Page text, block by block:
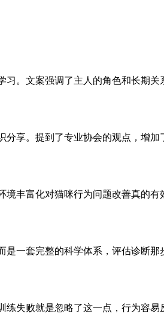
。文案强调了主人的角色和长期关
享。提到了专业协会的观点，增加
丰富化对猫咪行为问题改善真的有
一套完整的科学体系，评估诊断
失败就是忽略了这一点，行为容易